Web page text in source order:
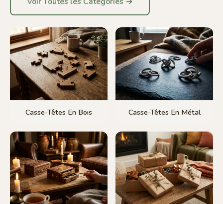
Casse-Têtes En Bois Casse-Têtes En Métal